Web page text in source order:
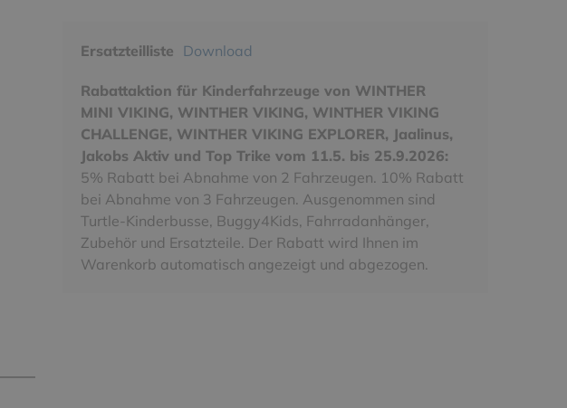
Ersatzteilliste Download
Rabattaktion für Kinderfahrzeuge von WINTHER
MINI VIKING, WINTHER VIKING, WINTHER VIKING
CHALLENGE, WINTHER VIKING EXPLORER, Jaalinus,
Jakobs Aktiv und Top Trike vom 11.5. bis 25.9.2026:
5% Rabatt bei Abnahme von 2 Fahrzeugen. 10% Rabatt
bei Abnahme von 3 Fahrzeugen. Ausgenommen sind
Turtle-Kinderbusse, Buggy4Kids, Fahrradanhänger,
Zubehör und Ersatzteile. Der Rabatt wird Ihnen im
Warenkorb automatisch angezeigt und abgezogen.